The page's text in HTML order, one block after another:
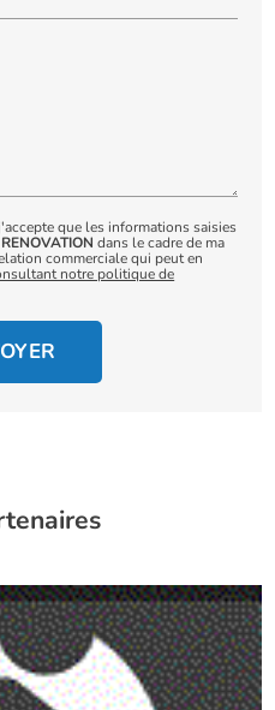
que les informations saisies
dans le cadre de ma
commerciale qui peut en
notre politique de